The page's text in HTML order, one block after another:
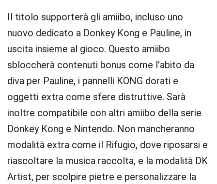
Il titolo supporterà gli amiibo, incluso uno
nuovo dedicato a Donkey Kong e Pauline, in
uscita insieme al gioco. Questo amiibo
sbloccherà contenuti bonus come l’abito da
diva per Pauline, i pannelli KONG dorati e
oggetti extra come sfere distruttive. Sarà
inoltre compatibile con altri amiibo della serie
Donkey Kong e Nintendo. Non mancheranno
modalità extra come il Rifugio, dove riposarsi e
riascoltare la musica raccolta, e la modalità DK
Artist, per scolpire pietre e personalizzare la